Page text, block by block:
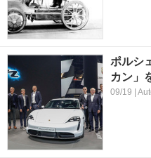
ポルシ
カン」
09/19 |